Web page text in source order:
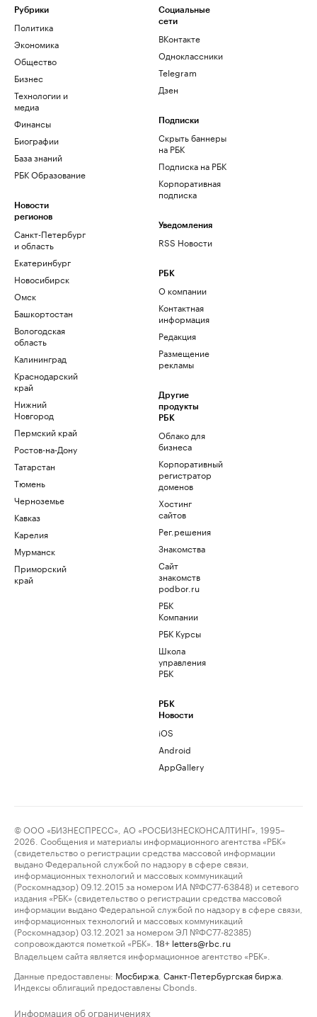
Рубрики
Политика
Экономика
Общество
Бизнес
Технологии и
медиа
Финансы
Биографии
База знаний
РБК Образование
Новости
регионов
Санкт-Петербург
и область
Екатеринбург
Новосибирск
Омск
Башкортостан
Вологодская
область
Калининград
Краснодарский
край
Нижний
Новгород
Пермский край
Ростов-на-Дону
Татарстан
Тюмень
Черноземье
Кавказ
Карелия
Мурманск
Приморский
край
Социальные
сети
ВКонтакте
Одноклассники
Telegram
Дзен
Подписки
Скрыть баннеры
на РБК
Подписка на РБК
Корпоративная
подписка
Уведомления
RSS Новости
РБК
О компании
Контактная
информация
Редакция
Размещение
рекламы
Другие
продукты
РБК
Облако для
бизнеса
Корпоративный
регистратор
доменов
Хостинг
сайтов
Рег.решения
Знакомства
Сайт
знакомств
podbor.ru
РБК
Компании
РБК Курсы
Школа
управления
РБК
РБК
Новости
iOS
Android
AppGallery
© ООО «БИЗНЕСПРЕСС», АО «РОСБИЗНЕСКОНСАЛТИНГ», 1995–
2026. Сообщения и материалы информационного агентства «РБК»
(свидетельство о регистрации средства массовой информации
выдано Федеральной службой по надзору в сфере связи,
информационных технологий и массовых коммуникаций
(Роскомнадзор) 09.12.2015 за номером ИА №ФС77-63848) и сетевого
издания «РБК» (свидетельство о регистрации средства массовой
информации выдано Федеральной службой по надзору в сфере связи,
информационных технологий и массовых коммуникаций
(Роскомнадзор) 03.12.2021 за номером ЭЛ №ФС77-82385)
сопровождаются пометкой «РБК».
18+ letters@rbc.ru
Владельцем сайта является информационное агентство «РБК».
Данные предоставлены: Мосбиржа Санкт-Петербургская биржа
Индексы облигаций предоставлены Cbonds.
Информация об ограничениях